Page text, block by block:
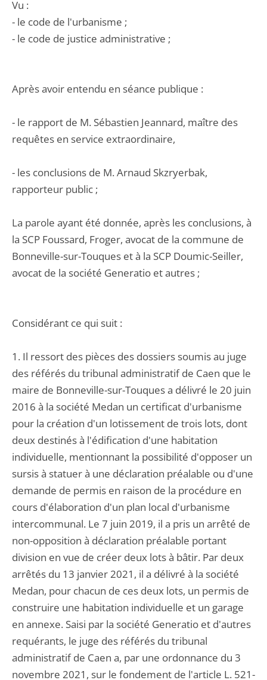
Vu :
- le code de l'urbanisme ;
- le code de justice administrative ;
Après avoir entendu en séance publique :
- le rapport de M. Sébastien Jeannard, maître des
requêtes en service extraordinaire,
- les conclusions de M. Arnaud Skzryerbak,
rapporteur public ;
La parole ayant été donnée, après les conclusions, à
la SCP Foussard, Froger, avocat de la commune de
Bonneville-sur-Touques et à la SCP Doumic-Seiller,
avocat de la société Generatio et autres ;
Considérant ce qui suit :
1. Il ressort des pièces des dossiers soumis au juge
des référés du tribunal administratif de Caen que le
maire de Bonneville-sur-Touques a délivré le 20 juin
2016 à la société Medan un certificat d'urbanisme
pour la création d'un lotissement de trois lots, dont
deux destinés à l'édification d'une habitation
individuelle, mentionnant la possibilité d'opposer un
sursis à statuer à une déclaration préalable ou d'une
demande de permis en raison de la procédure en
cours d'élaboration d'un plan local d'urbanisme
intercommunal. Le 7 juin 2019, il a pris un arrêté de
non-opposition à déclaration préalable portant
division en vue de créer deux lots à bâtir. Par deux
arrêtés du 13 janvier 2021, il a délivré à la société
Medan, pour chacun de ces deux lots, un permis de
construire une habitation individuelle et un garage
en annexe. Saisi par la société Generatio et d'autres
requérants, le juge des référés du tribunal
administratif de Caen a, par une ordonnance du 3
novembre 2021, sur le fondement de l'article L. 521-